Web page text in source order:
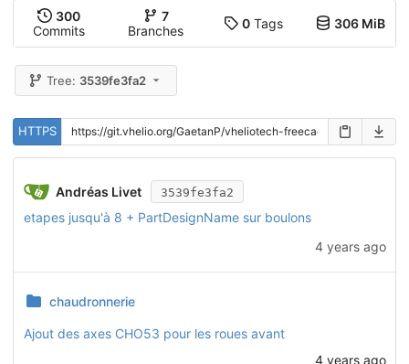
300
Commits
7
Branches
0Tags 306 MiB
Tree: 3539fe3fa2
HTTPS
Andréas Livet 3539fe3fa2
etapes jusqu'à 8 + PartDesignName sur boulons
4 years ago
chaudronnerie
Ajout des axes CHO53 pour les roues avant
4 years ago